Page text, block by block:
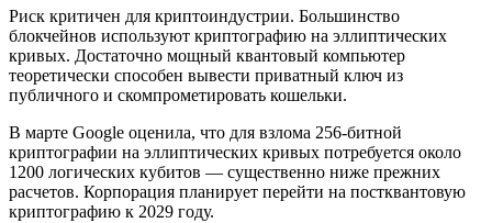
Риск критичен для криптоиндустрии. Большинство
блокчейнов используют криптографию на эллиптических
кривых. Достаточно мощный квантовый компьютер
теоретически способен вывести приватный ключ из
публичного и скомпрометировать кошельки.
В марте Google оценила, что для взлома 256-битной
криптографии на эллиптических кривых потребуется около
1200 логических кубитов — существенно ниже прежних
расчетов. Корпорация планирует перейти на постквантовую
криптографию к 2029 году.